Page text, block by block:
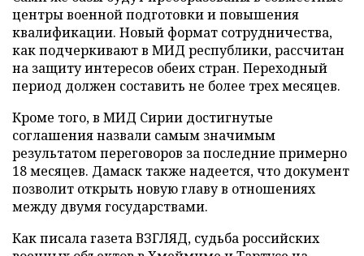
центры военной подготовки и повышения
квалификации. Новый формат сотрудничества,
как подчеркивают в МИД республики, рассчитан
на защиту интересов обеих стран. Переходный
период должен составить не более трех месяцев.
Кроме того, в МИД Сирии достигнутые
соглашения назвали самым значимым
результатом переговоров за последние примерно
18 месяцев. Дамаск также надеется, что документ
позволит открыть новую главу в отношениях
между двумя государствами.
Как писала газета ВЗГЛЯД, судьба российских